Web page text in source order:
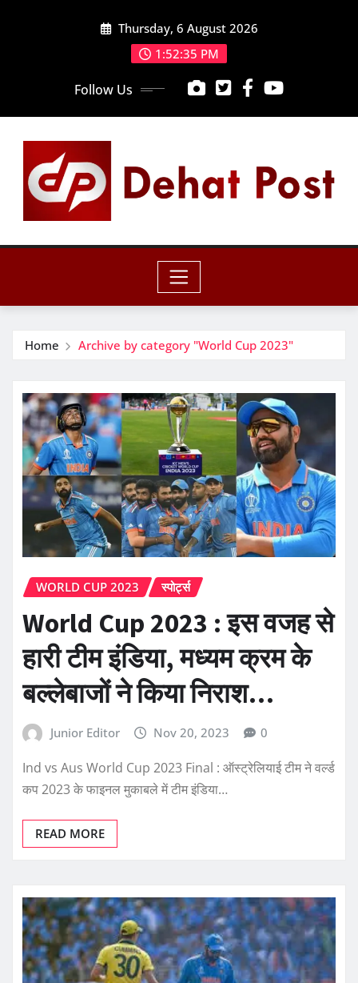
Thursday, 6 August 2026
1:52:37 PM
Follow Us
Home Archive by category "World Cup 2023"
WORLD CUP 2023 स्पोर्ट्स
World Cup 2023 : इस वजह से
हारी टीम इंडिया, मध्यम क्रम के
बल्लेबाजों ने किया निराश…
Junior Editor Nov 20, 2023 0
Ind vs Aus World Cup 2023 Final : ऑस्ट्रेलियाई टीम ने वर्ल्ड
कप 2023 के फाइनल मुकाबले में टीम इंडिया…
READ MORE